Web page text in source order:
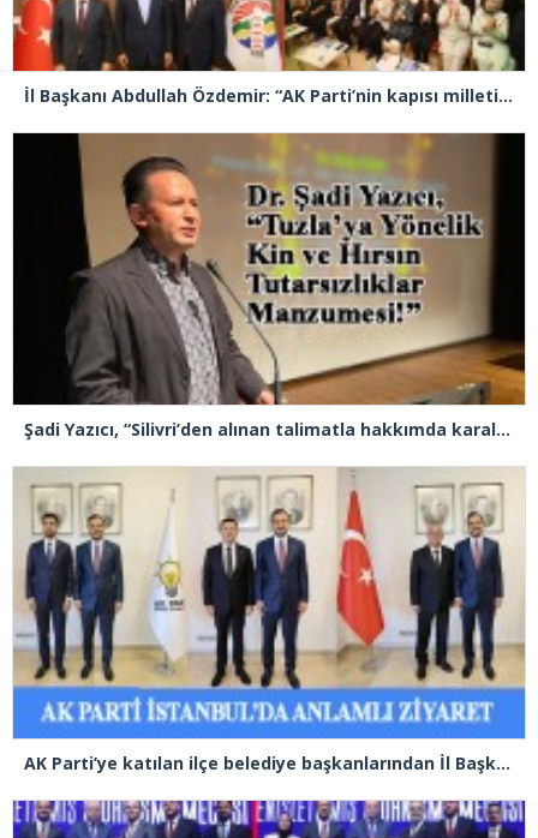
İl Başkanı Abdullah Özdemir: “AK Parti’nin kapısı milletine hizmet etmek isteyen herkese açıktır”
Şadi Yazıcı, “Silivri’den alınan talimatla hakkımda karalama kampanyası yürütülüyor”
AK Parti’ye katılan ilçe belediye başkanlarından İl Başkanı Özdemir’e ziyaret